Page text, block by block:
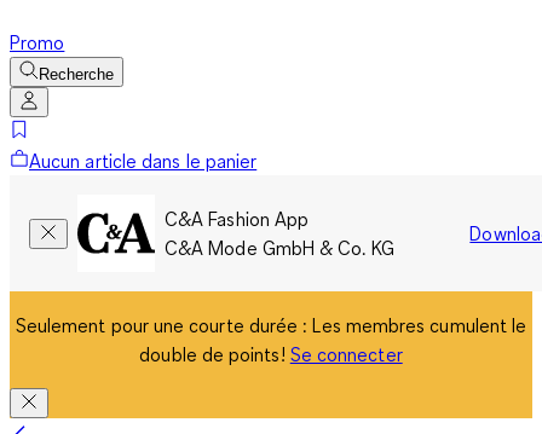
Promo
Recherche
Aucun article dans le panier
C&A Fashion App
C&A Mode GmbH & Co. KG
Seulement pour une courte durée : Les membres cumulent le
double de points! Se connecter